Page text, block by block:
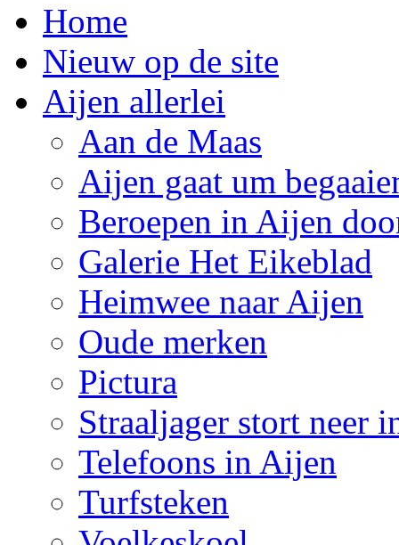
Home
Nieuw op de site
Aijen allerlei
Aan de Maas
Aijen gaat um
Beroepen in Aijen
Galerie Het Eikeblad
Heimwee naar Aijen
Oude merken
Pictura
Straaljager stort neer
Telefoons in Aijen
Turfsteken